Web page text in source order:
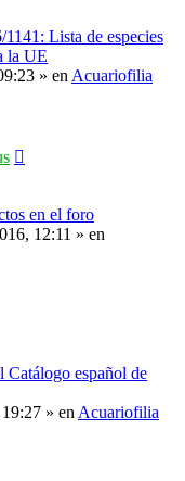
Lista de especies
la UE
» en Acuariofilia
en el foro
12:11 » en
Catálogo español de
» en Acuariofilia